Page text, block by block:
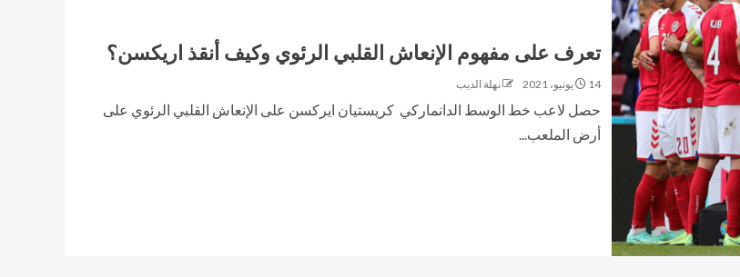
تعرف على مفهوم الإنعاش القلبي الرئوي وكيف أنقذ اريكسن؟
14 يونيو، 2021 نهلة الديب
حصل لاعب خط الوسط الدانماركي كريستيان ايركسن على الإنعاش القلبي الرئوي على
أرض الملعب...